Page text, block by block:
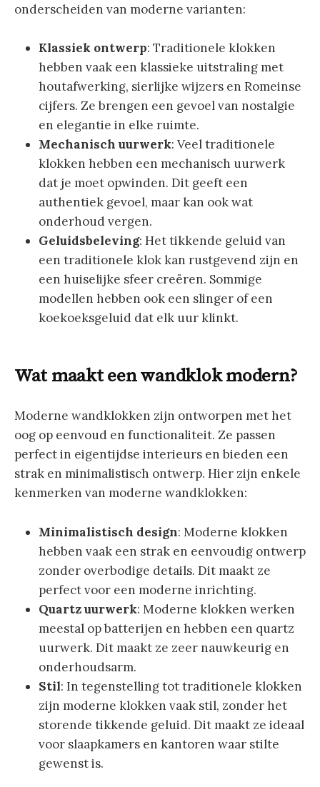
onderscheiden van moderne varianten:
Klassiek ontwerp: Traditionele klokken
hebben vaak een klassieke uitstraling met
houtafwerking, sierlijke wijzers en Romeinse
cijfers. Ze brengen een gevoel van nostalgie
en elegantie in elke ruimte.
Mechanisch uurwerk: Veel traditionele
klokken hebben een mechanisch uurwerk
dat je moet opwinden. Dit geeft een
authentiek gevoel, maar kan ook wat
onderhoud vergen.
Geluidsbeleving: Het tikkende geluid van
een traditionele klok kan rustgevend zijn en
een huiselijke sfeer creëren. Sommige
modellen hebben ook een slinger of een
koekoeksgeluid dat elk uur klinkt.
Wat maakt een wandklok modern?
Moderne wandklokken zijn ontworpen met het
oog op eenvoud en functionaliteit. Ze passen
perfect in eigentijdse interieurs en bieden een
strak en minimalistisch ontwerp. Hier zijn enkele
kenmerken van moderne wandklokken:
Minimalistisch design: Moderne klokken
hebben vaak een strak en eenvoudig ontwerp
zonder overbodige details. Dit maakt ze
perfect voor een moderne inrichting.
Quartz uurwerk: Moderne klokken werken
meestal op batterijen en hebben een quartz
uurwerk. Dit maakt ze zeer nauwkeurig en
onderhoudsarm.
Stil: In tegenstelling tot traditionele klokken
zijn moderne klokken vaak stil, zonder het
storende tikkende geluid. Dit maakt ze ideaal
voor slaapkamers en kantoren waar stilte
gewenst is.